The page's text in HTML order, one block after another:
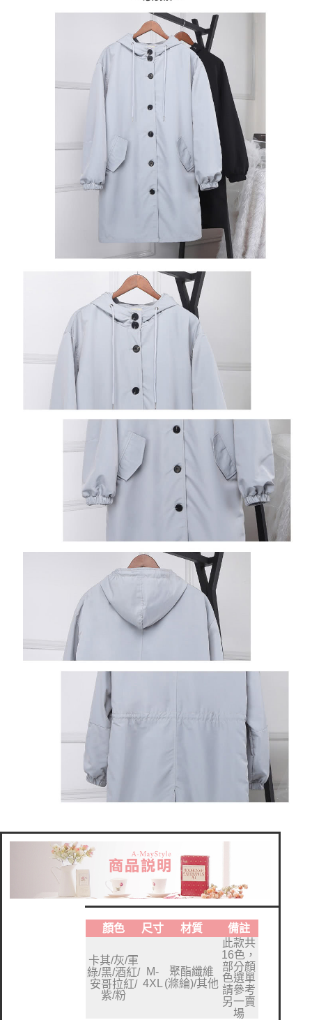
顏色 尺寸 材質 備註
卡其/灰/軍
綠/黑/酒紅/
安哥拉紅/
紫/粉
M-
4XL
聚酯纖維
(滌綸)/其他
此款共
16色，
部分顏
色選單
請參考
另一賣
場